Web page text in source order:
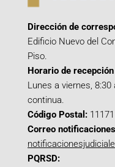
Dirección de
Edificio Nuevo del
Piso.
Horario de
Lunes a viernes,
continua.
Código Postal:
Correo
PQRSD: